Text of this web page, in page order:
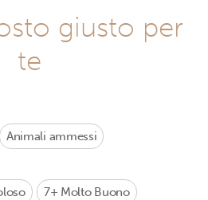
giusto per
te
Animali ammessi
7+ Molto Buono